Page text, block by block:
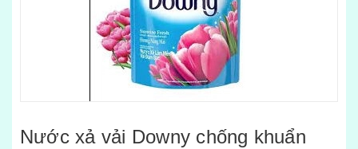
Nước xả vải Downy chống khuẩn